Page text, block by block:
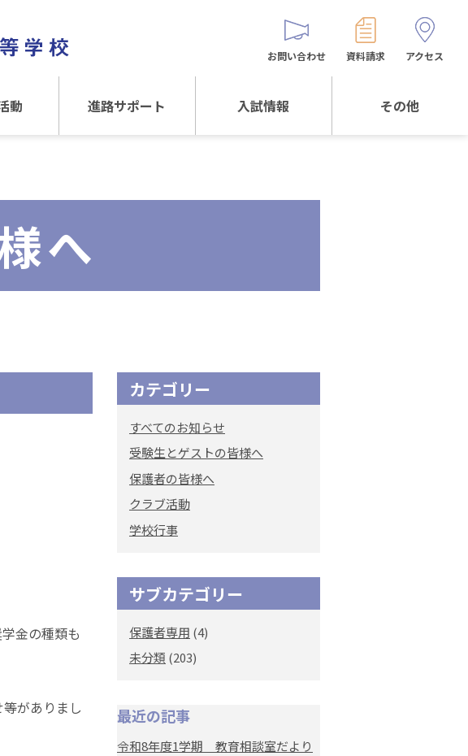
動
ブ
進路サポート
内部進学について
入試情報 その他
お問い合わせ 資料請求 アクセス
へ
金の種類も
がありまし
カテゴリー
すべてのお知らせ
受験生とゲストの皆様へ
保護者の皆様へ
クラブ活動
学校行事
サブカテゴリー
保護者専用 (4)
未分類 (203)
最近の記事
令和8年度1学期 教育相談室だより